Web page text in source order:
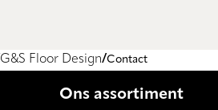
G&S Floor Design Contact
Ons assortiment